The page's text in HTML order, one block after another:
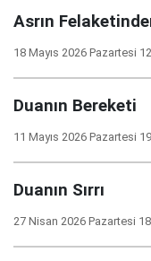
Asrın
18 Mayıs 2026 Pazartesi
Duanın Bereketi
11 Mayıs 2026 Pazartesi
Duanın Sırrı
27 Nisan 2026 Pazartesi